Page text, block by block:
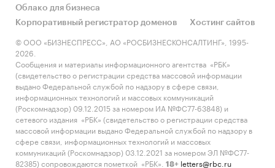
Облако для бизнеса
Корпоративный регистратор доменов
Хостинг сайтов
© ООО «БИЗНЕСПРЕСС», АО «РОСБИЗНЕСКОНСАЛТИНГ», 1995-
2026.
Сообщения и материалы информационного агентства «РБК»
(свидетельство о регистрации средства массовой информации
выдано Федеральной службой по надзору в сфере связи,
информационных технологий и массовых коммуникаций
(Роскомнадзор) 09.12.2015 за номером ИА №ФС77-63848) и
сетевого издания «РБК» (свидетельство о регистрации средства
массовой информации выдано Федеральной службой по надзору в
сфере связи, информационных технологий и массовых
коммуникаций (Роскомнадзор) 03.12.2021 за номером ЭЛ №ФС77-
82385) сопровождаются пометкой «РБК».
18+ letters@rbc.ru